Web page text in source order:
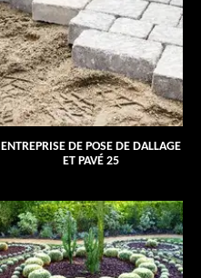
ENTREPRISE DE POSE DE DALLAGE
ET PAVÉ 25